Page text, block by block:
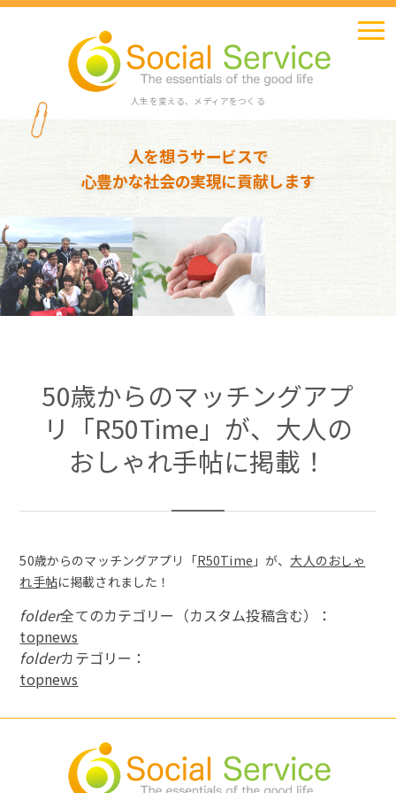
人生を変える、メディアをつくる
人を想うサービスで
心豊かな社会の実現に貢献します
50歳からのマッチングアプ
リ「R50Time」が、大人の
おしゃれ手帖に掲載！
50歳からのマッチングアプリ「R50Time 」が、大人のおしゃ
れ手帖に掲載されました！
folder全てのカテゴリー（カスタム投稿含む）：
topnews
folderカテゴリー：
topnews